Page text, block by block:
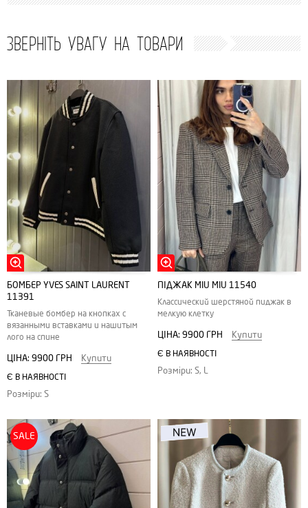
ЗВЕРНІТЬ УВАГУ НА ТОВАРИ
БОМБЕР YVES SAINT LAURENT
11391
Тканевые бомбер на кнопках с
вязанными вставками и нашитым
лого на спине
ЦІНА: 9900 ГРН Купити
Є В НАЯВНОСТІ
Розміри: S
ПІДЖАК MIU MIU 11540
Классический шерстяной пиджак в
мелкую клетку
ЦІНА: 9900 ГРН Купити
Є В НАЯВНОСТІ
Розміри: S, L
SALE